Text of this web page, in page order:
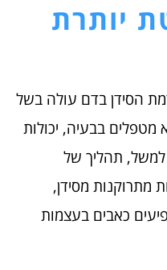
יותרת
הסידן בדם עולה בשל
בבעיה, יכולות
למשל, תהליך של
מתרוקנות מסידן,
כאבים בעצמות